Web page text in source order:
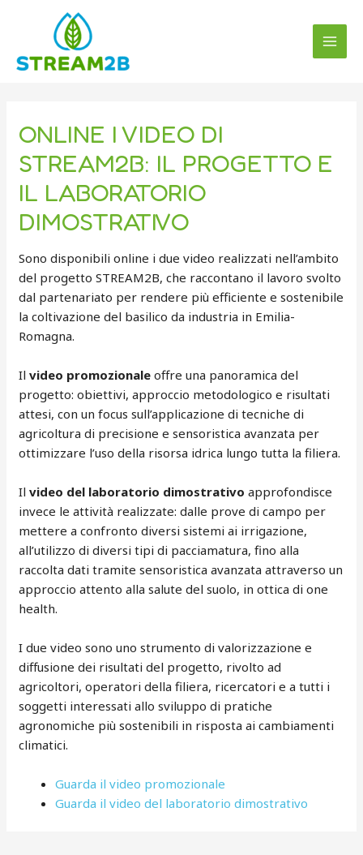
contenuto
ONLINE I VIDEO DI
STREAM2B: IL PROGETTO E
IL LABORATORIO
DIMOSTRATIVO
Sono disponibili online i due video realizzati nell’ambito
del progetto STREAM2B, che raccontano il lavoro svolto
dal partenariato per rendere più efficiente e sostenibile
la coltivazione del basilico da industria in Emilia-
Romagna.
Ilvideo promozionale offre una panoramica del
progetto: obiettivi, approccio metodologico e risultati
attesi, con un focus sull’applicazione di tecniche di
agricoltura di precisione e sensoristica avanzata per
ottimizzare l’uso della risorsa idrica lungo tutta la filiera.
Ilvideo del laboratorio dimostrativo approfondisce
invece le attività realizzate: dalle prove di campo per
mettere a confronto diversi sistemi ai irrigazione,
all’utilizzo di diversi tipi di pacciamatura, fino alla
raccolta dati tramite sensoristica avanzata attraverso un
approccio attento alla salute del suolo, in ottica di one
health.
I due video sono uno strumento di valorizzazione e
diffusione dei risultati del progetto, rivolto ad
agricoltori, operatori della filiera, ricercatori e a tutti i
soggetti interessati allo sviluppo di pratiche
agronomiche più sostenibili in risposta ai cambiamenti
climatici.
Guarda il video promozionale
Guarda il video del laboratorio dimostrativo
Navigazione